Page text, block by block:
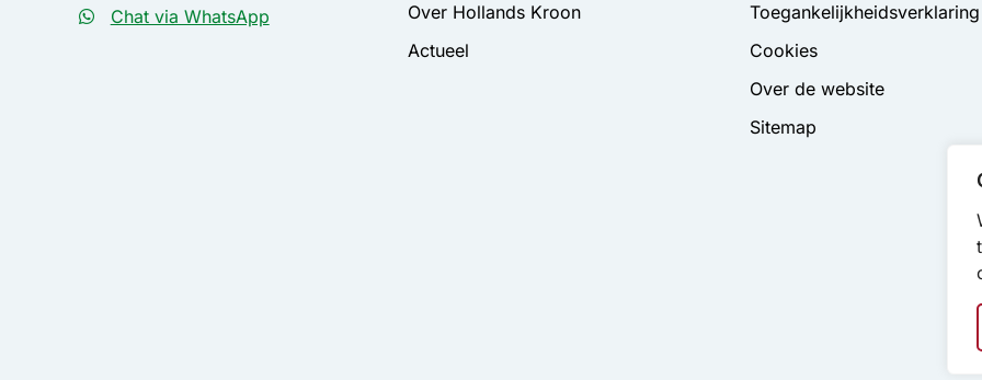
Chat via WhatsApp
Over Hollands Kroon
Actueel
Toegankelijkheidsverklaring
Cookies
Over de website
Sitemap